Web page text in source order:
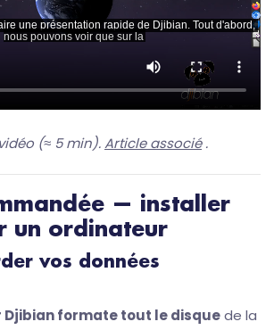
(≈ 5 min).Article associé.
— installer
un ordinateur
vos données
Djibian formate tout le disquede la